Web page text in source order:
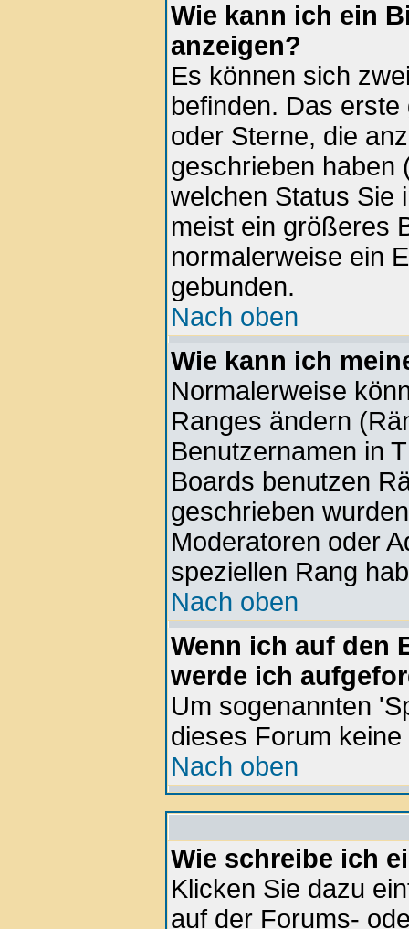
Wie kann ich ein
anzeigen?
Es können sich
befinden. Das
oder Sterne, die
geschrieben haben
welchen Status Sie
meist ein größeres
normalerweise ein
gebunden.
Nach oben
Wie kann ich
Normalerweise
Ranges ändern
Benutzernamen in
Boards benutzen
geschrieben
Moderatoren oder
speziellen Rang
Nach oben
Wenn ich auf den
werde ich
Um sogenannten
dieses Forum
Nach oben
Wie schreibe ich
Klicken Sie dazu
auf der Forums-